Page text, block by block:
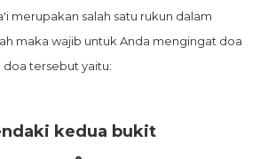
merupakan salah satu rukun dalam
maka wajib untuk Anda mengingat doa
tersebut yaitu:
kedua bukit